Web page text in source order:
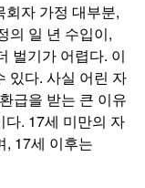
자 가정 대부분,
의 일 년 수입이,
벌기가 어렵다. 이
있다. 사실 어린 자
급을 받는 큰 이유
다. 17세 미만의 자
, 17세 이후는